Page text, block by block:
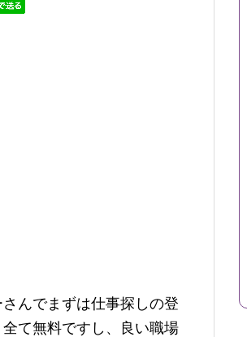
んでまずは仕事探しの登
て無料ですし、良い職場